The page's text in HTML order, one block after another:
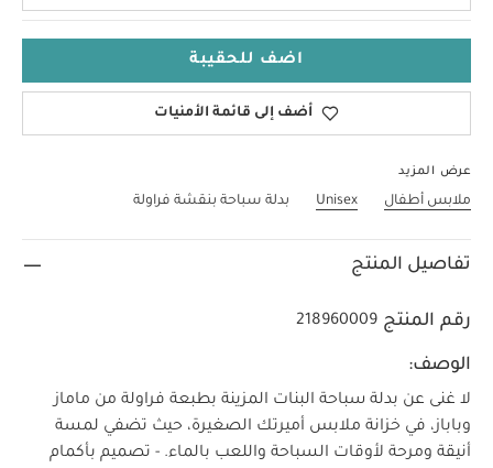
اضف للحقيبة
أضف إلى قائمة الأمنيات
عرض المزيد
ملابس أطفال Unisex بدلة سباحة بنقشة فراولة
تفاصيل المنتج
رقم المنتج 218960009
الوصف:
لا غنى عن بدلة سباحة البنات المزينة بطبعة فراولة من ماماز
وباباز، في خزانة ملابس أميرتك الصغيرة، حيث تضفي لمسة
أنيقة ومرحة لأوقات السباحة واللعب بالماء. - تصميم بأكمام